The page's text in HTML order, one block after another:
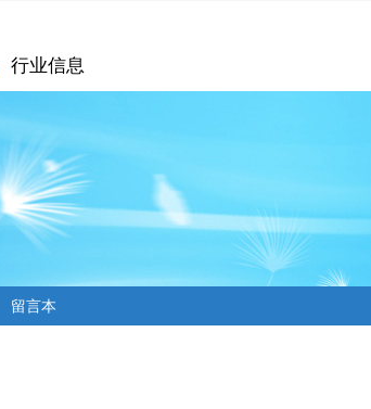
行业信息
留言本